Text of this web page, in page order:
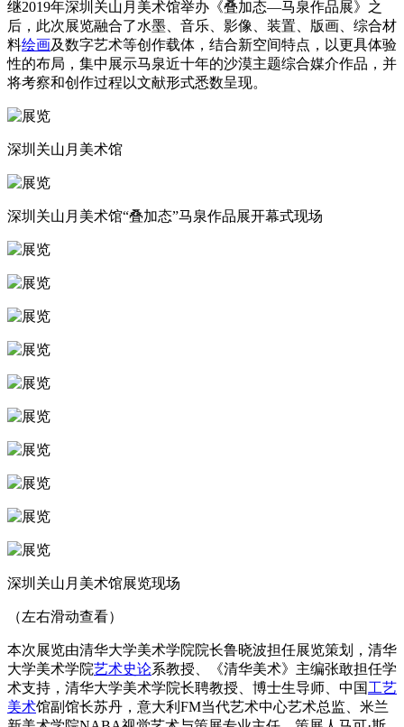
继2019年深圳关山月美术馆举办《叠加态—马泉作品展》之
后，此次展览融合了水墨、音乐、影像、装置、版画、综合材
料绘画及数字艺术等创作载体，结合新空间特点，以更具体验
性的布局，集中展示马泉近十年的沙漠主题综合媒介作品，并
将考察和创作过程以文献形式悉数呈现。
深圳关山月美术馆
深圳关山月美术馆“叠加态”马泉作品展开幕式现场
深圳关山月美术馆展览现场
（左右滑动查看）
本次展览由清华大学美术学院院长鲁晓波担任展览策划，清华
大学美术学院艺术史论系教授、《清华美术》主编张敢担任学
术支持，清华大学美术学院长聘教授、博士生导师、中国工艺
美术馆副馆长苏丹，意大利FM当代艺术中心艺术总监、米兰